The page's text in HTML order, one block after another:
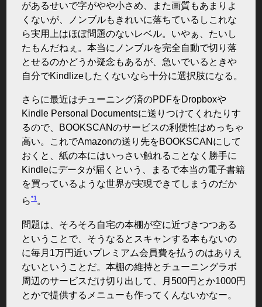
があるせいで字がやや小さめ、また画質もあまりよ
くないが、ノンブルもきれいに落ちているしこれな
ら実用上はほぼ問題のないレベル。いやぁ、たいし
たもんだねぇ。本当にノンブルを完全自動で切り落
とせるのかどうか疑念もあるが、急いでいるときや
自分でKindlizeしたくないなら十分に選択肢になる。
さらに最近はチューニング済のPDFをDropboxや
Kindle Personal Documentsに送りつけてくれたりす
るので、BOOKSCANのサービスの利便性はめっちゃ
高い。これでAmazonの送り先をBOOKSCANにして
おくと、紙の本にはいっさい触れることなく勝手に
Kindleにデータが届くという、まるで本当の電子書籍
を買っているような世界が実現できてしまうのだか
ら*1。
問題は、そろそろ自宅の本棚が空に近づきつつある
ということで、そうなるとスキャンする本もないの
に毎月1万円近いプレミアム会員費を払うのはありえ
ないということだ。本棚の維持とチューニングラボ
周辺のサービスだけ切り出して、月500円とか1000円
とかで提供するメニューも作ってくんないかなー。